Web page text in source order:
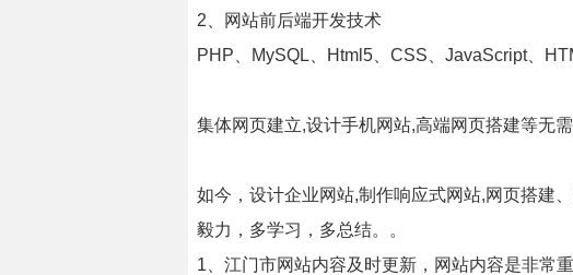
2、网站前后端开发技术
PHP、MySQL、Html5、CSS、JavaScript、
集体网页建立,设计手机网站,高端网页搭建等无
如今，设计企业网站,制作响应式网站,网页搭建
毅力，多学习，多总结。。
1、江门市网站内容及时更新，网站内容是非常